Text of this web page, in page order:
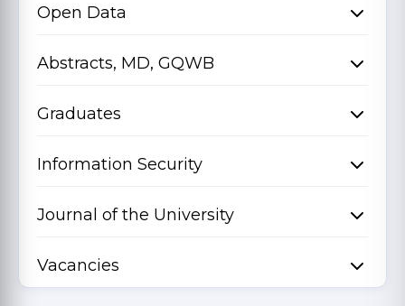
Open Data
Abstracts, MD, GQWB
Graduates
Information Security
Journal of the University
Vacancies